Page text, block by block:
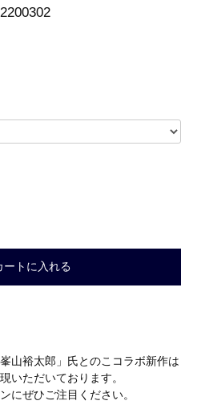
ートに入れる
山裕太郎」氏とのこコラボ新作は
いただいております。
にぜひご注目ください。